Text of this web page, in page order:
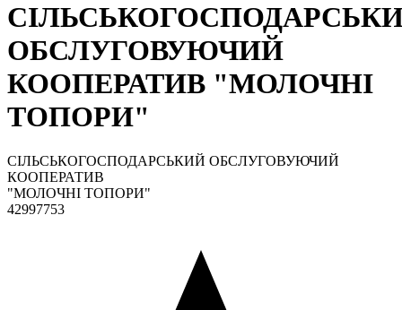
ОБСЛУГОВУЮЧИЙ
КООПЕРАТИВ "МОЛОЧНІ
ТОПОРИ"
СІЛЬСЬКОГОСПОДАРСЬКИЙ ОБСЛУГОВУЮЧИЙ
КООПЕРАТИВ
"МОЛОЧНІ ТОПОРИ"
42997753